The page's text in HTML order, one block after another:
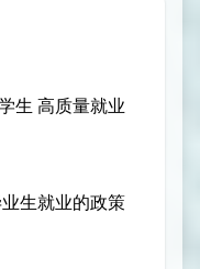
生 高质量就业
生就业的政策